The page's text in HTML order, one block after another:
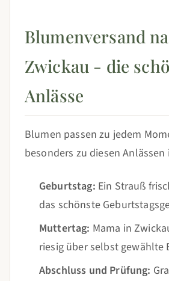
Blumenversand
Zwickau - die
Anlässe
Blumen passen zu jedem
besonders zu diesen
Geburtstag: Ein Strauß
das schönste
Muttertag: Mama in
riesig über selbst gewählte
Abschluss und Prüfung: